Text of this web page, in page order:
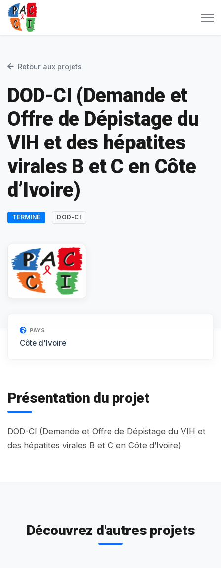
Retour aux projets
DOD-CI (Demande et
Offre de Dépistage du
VIH et des hépatites
virales B et C en Côte
d’Ivoire)
TERMINÉ DOD-CI
PAYS
Côte d'Ivoire
Présentation du projet
DOD-CI (Demande et Offre de Dépistage du VIH et
des hépatites virales B et C en Côte d’Ivoire)
Découvrez d'autres projets